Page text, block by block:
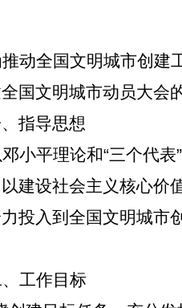
动全国文明城市创建
国文明城市动员大会
指导思想
邓小平理论和“三个代
建设社会主义核心价
投入到全国文明城市
工作目标